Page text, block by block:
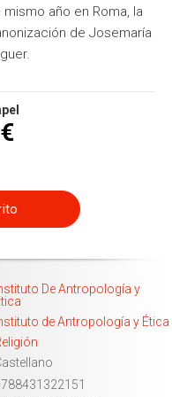
año en Roma, la
de Josemaría
De Antropología y
de Antropología y Ética